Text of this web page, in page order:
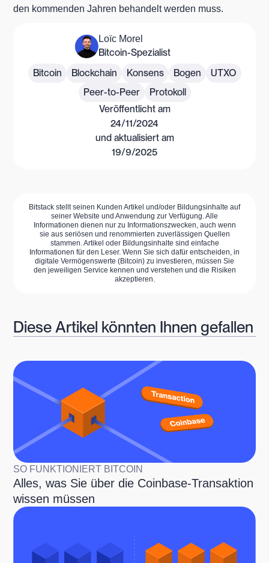
den kommenden Jahren behandelt werden muss.
Loïc Morel
Bitcoin-Spezialist
Bitcoin
Blockchain Konsens Bogen
UTXO
Peer-to-Peer
Protokoll
Veröffentlicht am
24/11/2024
und aktualisiert am
19/9/2025
Bitstack stellt seinen Kunden Artikel und/oder Bildungsinhalte auf
seiner Website und Anwendung zur Verfügung. Alle
Informationen dienen nur zu Informationszwecken, auch wenn
sie aus seriösen und renommierten zuverlässigen Quellen
stammen. Artikel oder Bildungsinhalte sind einfache
Informationen für den Leser. Wenn Sie sich dafür entscheiden, in
digitale Vermögenswerte (Bitcoin) zu investieren, müssen Sie
den jeweiligen Service kennen und verstehen und die Risiken
akzeptieren.
Diese Artikel könnten Ihnen gefallen
SO FUNKTIONIERT BITCOIN
Alles, was Sie über die Coinbase-Transaktion
wissen müssen